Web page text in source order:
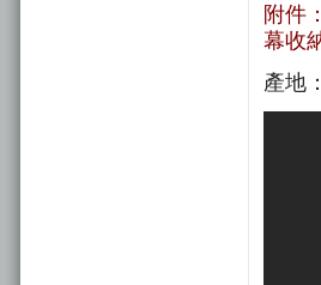
附件
幕收
產地